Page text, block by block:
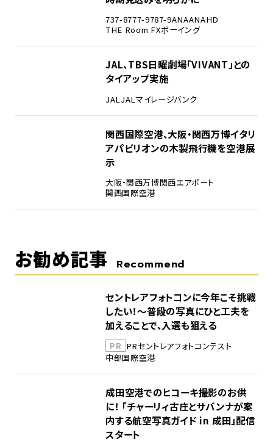
737-8777-9787-9ANAANAHD
THE Room FXボーイング
JAL、TBS日曜劇場「VIVANT」との
タイアップ実施
JAL JALマイレージバンク
関西国際空港、大阪・関西万博イタリ
アパビリオンの木製飛行機を空港展
示
大阪・関西万博関西エアポート
関西国際空港
お勧め記事 Recommend
セントレアフォトコンに今年こそ挑戦
したい！～普段の写真にひと工夫を
加えることで、入選も狙える
PR PRセントレアフォトコンテスト
中部国際空港
成田空港でのヒコーキ撮影のお供
に！ 「チャーリィ古庄とサバンナが案
内する航空写真ガイド in 成田」配信
スタート